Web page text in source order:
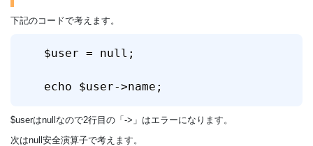
下記のコードで考えます。
$user = null;
echo $user->name;
$userはnullなので2行目の「->」はエラーになります。
次はnull安全演算子で考えます。